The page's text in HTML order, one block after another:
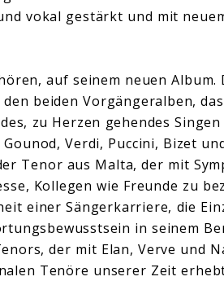
vokal gestärkt und mit
auf seinem neuen Album.
beiden Vorgängeralben,
zu Herzen gehendes
Verdi, Puccini, Bizet
Tenor aus Malta, der mit
Kollegen wie Freunde zu
einer Sängerkarriere, die
in seinem
der mit Elan, Verve und
Tenöre unserer Zeit